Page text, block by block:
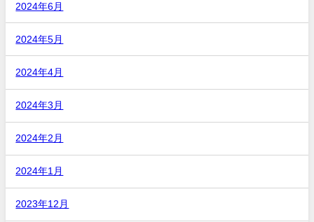
2024年6月
2024年5月
2024年4月
2024年3月
2024年2月
2024年1月
2023年12月